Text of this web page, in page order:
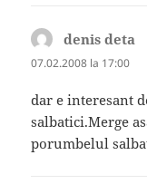
denis deta
07.02.2008 la 17:00
dar e interesant
salbatici.Merge
porumbelul